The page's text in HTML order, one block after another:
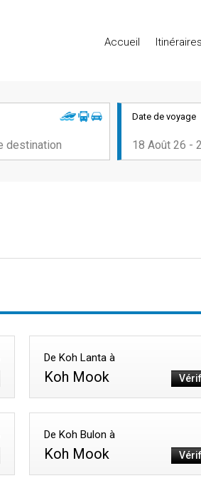
Accueil Itinéraires
Date de voyage
De Koh Lanta à
Koh Mook
De Koh Bulon à
Koh Mook